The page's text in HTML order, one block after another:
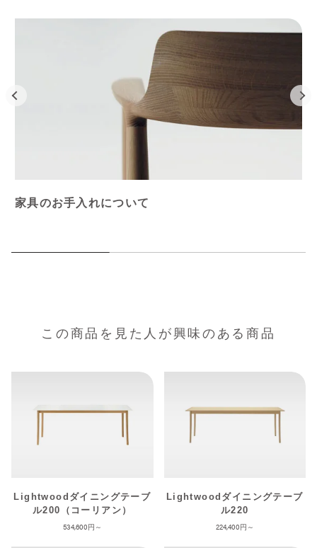
家具のお手入れについて
この商品を見た人が興味のある商品
Lightwoodダイニングテーブ
ル200（コーリアン）
534,600
Lightwoodダイニングテーブ
ル220
224,400